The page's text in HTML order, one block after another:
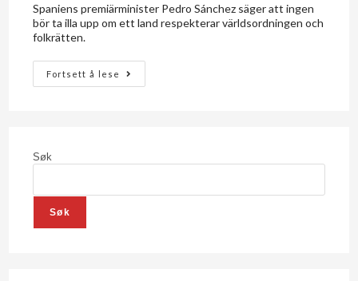
Spaniens premiärminister Pedro Sánchez säger att ingen
bör ta illa upp om ett land respekterar världsordningen och
folkrätten.
Fortsett å lese
Søk
Søk